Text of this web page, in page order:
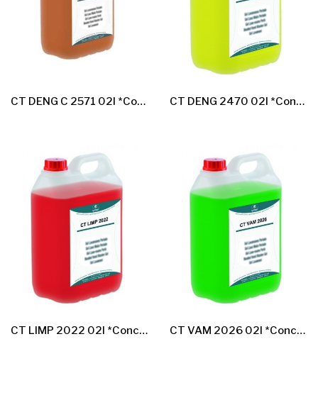
CT DENG C 2571 02l *Conc.desengr.alta Alcalinidad* CT DENG 2470 02l *Conc.desengr.baja Alcalinidad*
CT LIMP 2022 02l *Concentrado Limpiasuelos* CT VAM 2026 02l *Concentrado Lavavajillas*